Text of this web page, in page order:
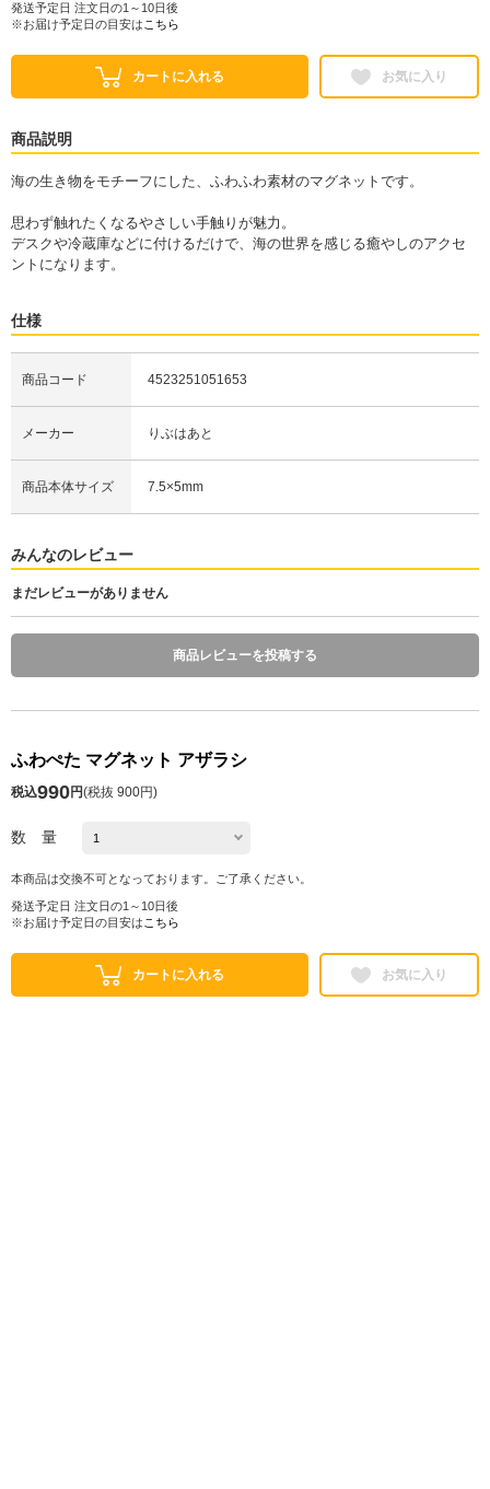
発送予定日 注文日の1～10日後
※お届け予定日の目安はこちら
カートに入れる お気に入り
商品説明
海の生き物をモチーフにした、ふわふわ素材のマグネットです。
思わず触れたくなるやさしい手触りが魅力。
デスクや冷蔵庫などに付けるだけで、海の世界を感じる癒やしのアクセ
ントになります。
仕様
商品コード 4523251051653
メーカー りぶはあと
商品本体サイズ 7.5×5mm
みんなのレビュー
まだレビューがありません
商品レビューを投稿する
ふわぺた マグネット アザラシ
税込990円(税抜 900円)
数 量
本商品は交換不可となっております。ご了承ください。
発送予定日 注文日の1～10日後
※お届け予定日の目安はこちら
カートに入れる お気に入り